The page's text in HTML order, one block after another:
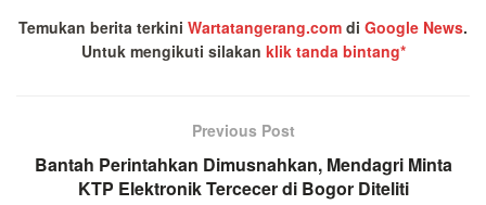
Temukan berita terkini Wartatangerang.com di Google News.
Untuk mengikuti silakan klik tanda bintang*
Previous Post
Bantah Perintahkan Dimusnahkan, Mendagri Minta
KTP Elektronik Tercecer di Bogor Diteliti